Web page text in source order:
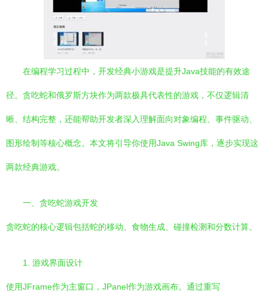
在编程学习过程中，开发经典小游戏是提升Java技能的有效途
径。贪吃蛇和俄罗斯方块作为两款极具代表性的游戏，不仅逻辑清
晰、结构完整，还能帮助开发者深入理解面向对象编程、事件驱动、
图形绘制等核心概念。本文将引导你使用Java Swing库，逐步实现这
两款经典游戏。
一、贪吃蛇游戏开发
贪吃蛇的核心逻辑包括蛇的移动、食物生成、碰撞检测和分数计算。
1. 游戏界面设计
使用JFrame作为主窗口，JPanel作为游戏画布。通过重写